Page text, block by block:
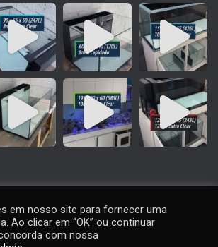
em nosso site para fornecer uma
Ao clicar em “OK” ou continuar
com nossa